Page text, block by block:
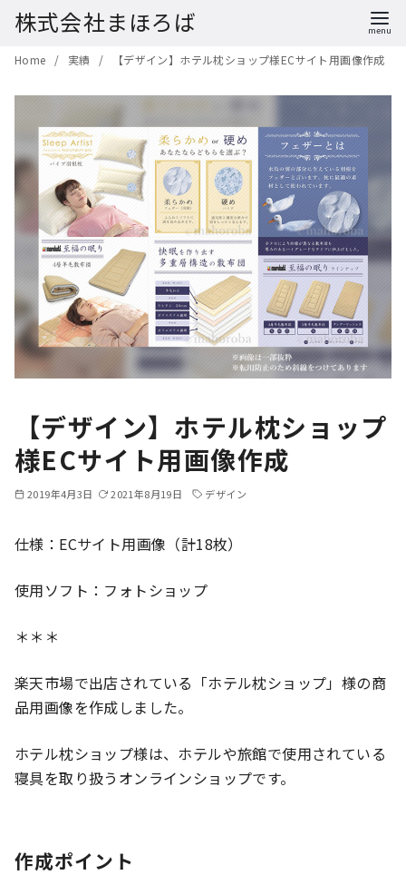
株式会社まほろば
Home 実績 【デザイン】ホテル枕ショップ様ECサイト用画像作成
【デザイン】ホテル枕ショップ
様ECサイト用画像作成
2019年4月3日 2021年8月19日 デザイン
仕様：ECサイト用画像（計18枚）
使用ソフト：フォトショップ
＊＊＊
楽天市場で出店されている「ホテル枕ショップ」様の商
品用画像を作成しました。
ホテル枕ショップ様は、ホテルや旅館で使用されている
寝具を取り扱うオンラインショップです。
作成ポイント